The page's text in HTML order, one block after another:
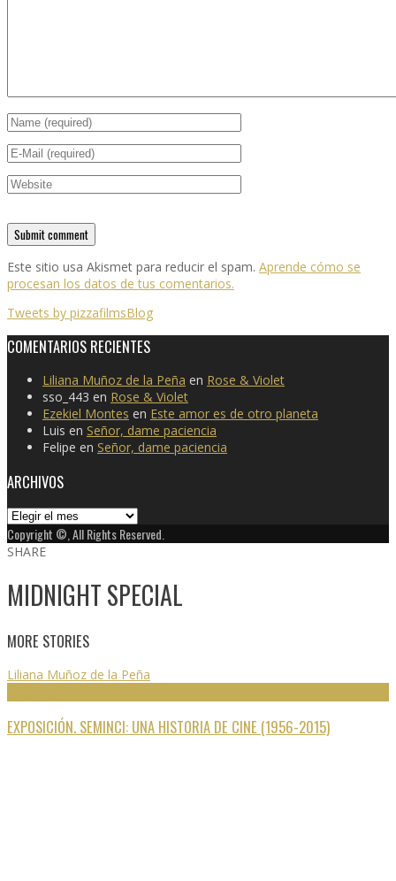
Este sitio usa Akismet para reducir el spam. Aprende cómo se
procesan los datos de tus comentarios.
Tweets by pizzafilmsBlog
COMENTARIOS RECIENTES
Liliana Muñoz de la Peña en Rose & Violet
sso_443 en Rose & Violet
Ezekiel Montes en Este amor es de otro planeta
Luis en Señor, dame paciencia
Felipe en Señor, dame paciencia
ARCHIVOS
Archivos
Copyright ©, All Rights Reserved.
SHARE
MIDNIGHT SPECIAL
MORE STORIES
Liliana Muñoz de la Peña
EXPOSICIÓN. SEMINCI: UNA HISTORIA DE CINE (1956-2015)